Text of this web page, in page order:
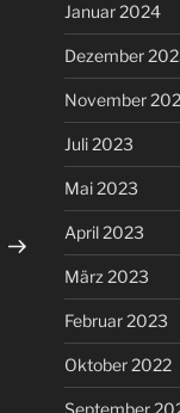
Nächster
Beitrag
Januar 2024
Dezember
November
Juli 2023
Mai 2023
April 2023
März 2023
Februar 2023
Oktober 2022
September